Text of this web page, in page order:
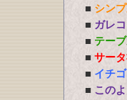
■ シン
■ ガレ
■ テー
■ サー
■ イチ
■ この